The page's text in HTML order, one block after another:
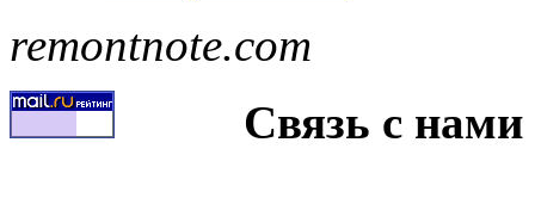
remontnote.com
Связь с